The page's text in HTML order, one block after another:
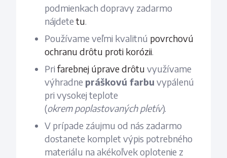
podmienkach dopravy zadarmo
nájdetetu
Používame veľmi kvalitnú povrchovú
ochranu drôtu proti korózii
Prifarebnej úprave drôtu využívame
výhradne práškovú farbu vypálenú
pri vysokej teplote
(okrem poplastovaných pletív).
V prípade záujmu od nás zadarmo
dostanete komplet výpis potrebného
materiálu na akékoľvek oplotenie z